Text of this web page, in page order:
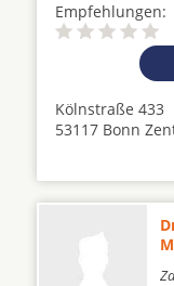
Empfehlungen:
Kölnstraße 433
53117 Bonn